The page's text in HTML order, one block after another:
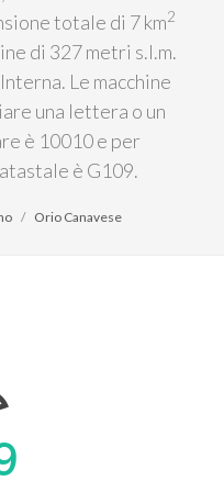
totale di 7 km2
di 327 metri s.l.m.
Le macchine
una lettera o un
è 10010 e per
è G109.
Orio Canavese